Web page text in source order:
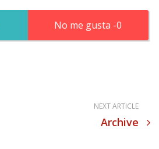
0
NEXT ARTICLE
Archive